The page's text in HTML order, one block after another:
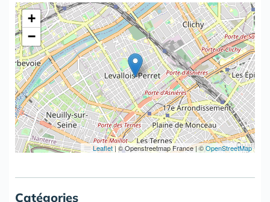
+
−
Leaflet|© Openstreetmap France | ©OpenStreetMap
Catégories